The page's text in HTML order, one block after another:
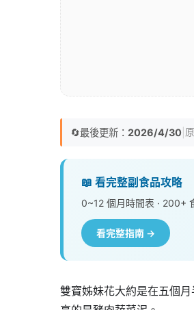
🔄最後更新： 2026/4/30
📖 看完整副食品攻略
0~12 個月時間表 · 200+
看完整指南 →
雙寶姊妹花大約是在五個